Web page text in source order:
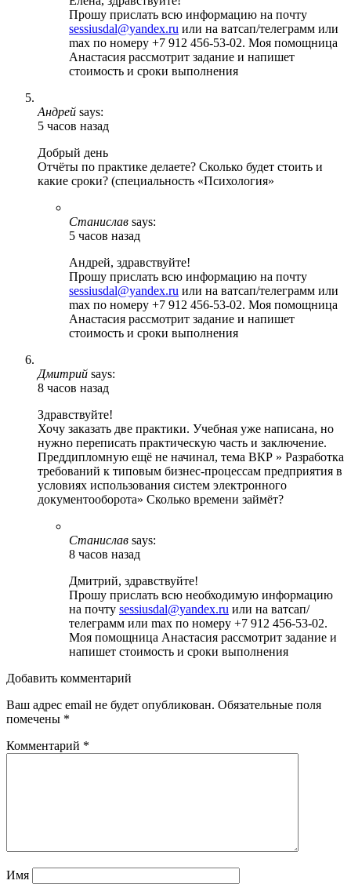
Прошу прислать всю информацию на почту
sessiusdal@yandex.ru или на ватсап/телеграмм или
max по номеру +7 912 456-53-02. Моя помощница
Анастасия рассмотрит задание и напишет
стоимость и сроки выполнения
Андрей says:
5 часов назад
Добрый день
Отчёты по практике делаете? Сколько будет стоить и
какие сроки? (специальность «Психология»
Станислав says:
5 часов назад
Андрей, здравствуйте!
Прошу прислать всю информацию на почту
sessiusdal@yandex.ru или на ватсап/телеграмм или
max по номеру +7 912 456-53-02. Моя помощница
Анастасия рассмотрит задание и напишет
стоимость и сроки выполнения
Дмитрий says:
8 часов назад
Здравствуйте!
Хочу заказать две практики. Учебная уже написана, но
нужно переписать практическую часть и заключение.
Преддипломную ещё не начинал, тема ВКР » Разработка
требований к типовым бизнес-процессам предприятия в
условиях использования систем электронного
документооборота» Сколько времени займёт?
Станислав says:
8 часов назад
Дмитрий, здравствуйте!
Прошу прислать всю необходимую информацию
на почту sessiusdal@yandex.ru или на ватсап/
телеграмм или max по номеру +7 912 456-53-02.
Моя помощница Анастасия рассмотрит задание и
напишет стоимость и сроки выполнения
Добавить комментарий
Ваш адрес email не будет опубликован. Обязательные поля
помечены *
Комментарий *
Имя